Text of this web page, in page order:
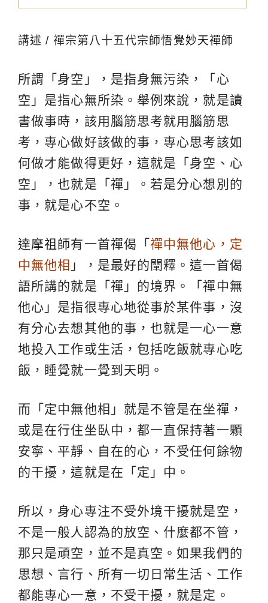
講述 / 禪宗第八十五代宗師悟覺妙天禪師
所謂「身空」，是指身無污染，「心
空」是指心無所染。舉例來說，就是讀
書做事時，該用腦筋思考就用腦筋思
考，專心做好該做的事，專心思考該如
何做才能做得更好，這就是「身空、心
空」，也就是「禪」。若是分心想別的
事，就是心不空。
達摩祖師有一首禪偈「禪中無他心，定
中無他相 」，是最好的闡釋。這一首偈
語所講的就是「禪」的境界。「禪中無
他心」是指很專心地從事於某件事，沒
有分心去想其他的事，也就是一心一意
地投入工作或生活，包括吃飯就專心吃
飯，睡覺就一覺到天明。
而「定中無他相」就是不管是在坐禪，
或是在行住坐臥中，都一直保持著一顆
安寧、平靜、自在的心，不受任何餘物
的干擾，這就是在「定」中。
所以，身心專注不受外境干擾就是空，
不是一般人認為的放空、什麼都不管，
那只是頑空，並不是真空。如果我們的
思想、言行、所有一切日常生活、工作
都能專心一意，不受干擾，就是定。